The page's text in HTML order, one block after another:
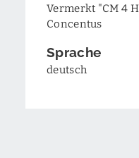
Vermerkt "CM 4
Concentus
Sprache
deutsch